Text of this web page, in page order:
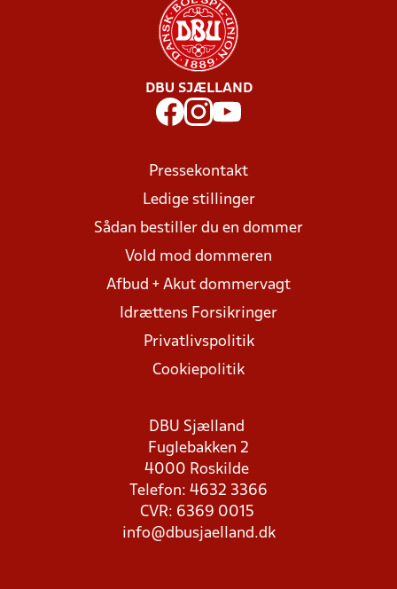
DBU SJÆLLAND
Pressekontakt
Ledige stillinger
Sådan bestiller du en dommer
Vold mod dommeren
Afbud + Akut dommervagt
Idrættens Forsikringer
Privatlivspolitik
Cookiepolitik
DBU Sjælland
Fuglebakken 2
4000 Roskilde
Telefon: 4632 3366
CVR: 6369 0015
info@dbusjaelland.dk